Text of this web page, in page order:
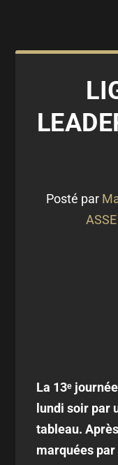
Posté par
La 13ᵉ
lundi soir par
tableau.
marquées